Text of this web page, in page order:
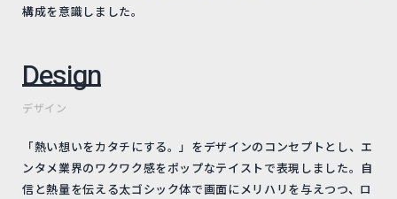
構成を意識しました。
Design
デザイン
「熱い想いをカタチにする。」をデザインのコンセプトとし、エ
ンタメ業界のワクワク感をポップなテイストで表現しました。自
信と熱量を伝える太ゴシック体で画面にメリハリを与えつつ、ロ